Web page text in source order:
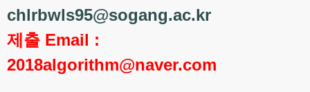
chlrbwls95@sogang.ac.kr
제출 Email :
2018algorithm@naver.com